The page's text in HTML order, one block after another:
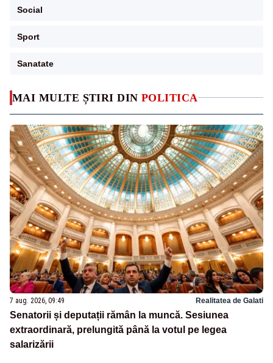
MAI MULTE ȘTIRI DIN POLITICA
7 aug. 2026, 09:49 Realitatea de Galati
Senatorii și deputații rămân la muncă. Sesiunea
extraordinară, prelungită până la votul pe legea
salarizării
Social
Sport
Sanatate